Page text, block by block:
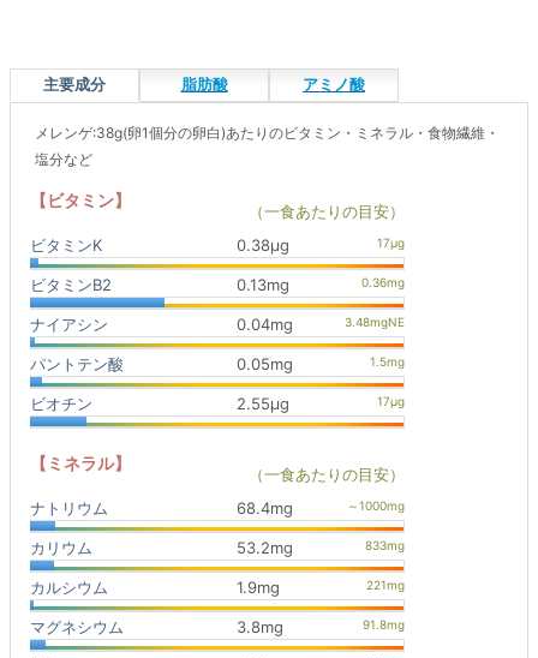
主要成分 脂肪酸 アミノ酸
メレンゲ:38g(卵1個分の卵白)あたりのビタミン・ミネラル・食物繊維・
塩分など
【ビタミン】
（一食あたりの目安）
ビタミンK
0.38μg
ビタミンB2 0.13mg
ナイアシン 0.04mg
パントテン酸 0.05mg
ビオチン 2.55μg
【ミネラル】
（一食あたりの目安）
ナトリウム
68.4mg
カリウム 53.2mg
カルシウム 1.9mg
マグネシウム 3.8mg